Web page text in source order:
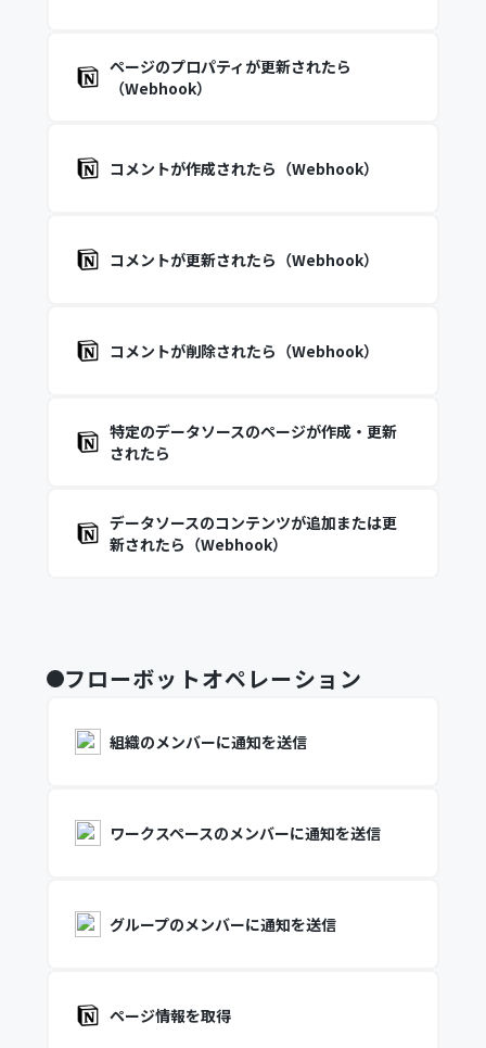
ページのプロパティが更新されたら
（Webhook）
コメントが作成されたら（Webhook）
コメントが更新されたら（Webhook）
コメントが削除されたら（Webhook）
特定のデータソースのページが作成・更新
されたら
データソースのコンテンツが追加または更
新されたら（Webhook）
フローボットオペレーション
組織のメンバーに通知を送信
ワークスペースのメンバーに通知を送信
グループのメンバーに通知を送信
ページ情報を取得